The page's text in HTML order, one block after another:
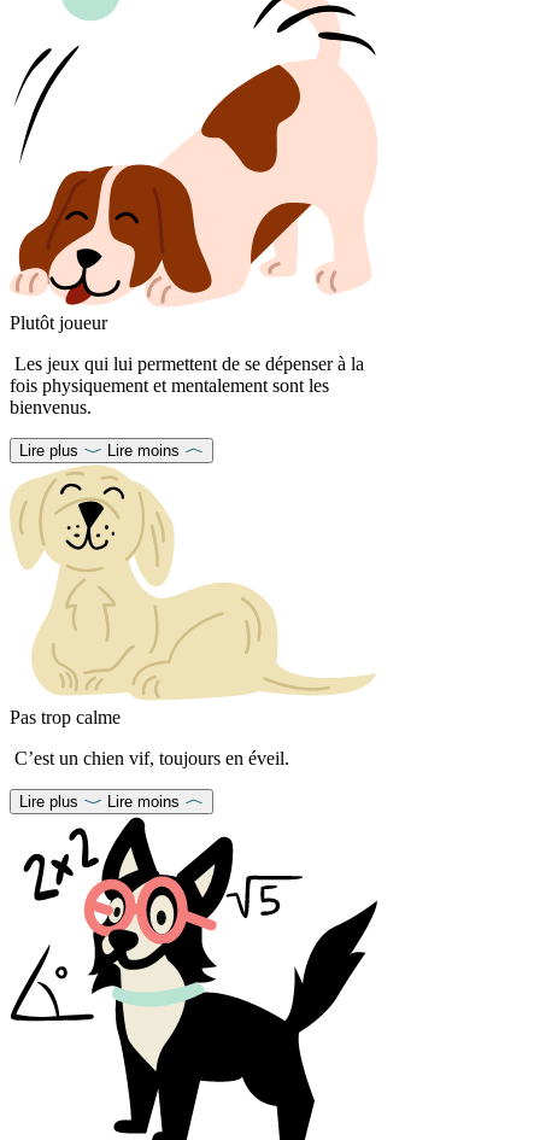
Plutôt joueur
Les jeux qui lui permettent de se dépenser à la
fois physiquement et mentalement sont les
bienvenus.
Lire plus Lire moins
Pas trop calme
C’est un chien vif, toujours en éveil.
Lire plus Lire moins